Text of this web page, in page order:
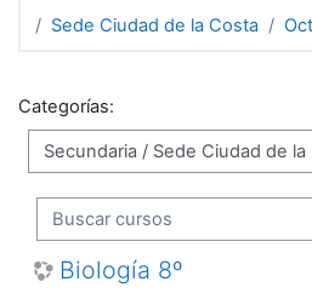
Sede Ciudad de la Costa
Categorías:
Buscar cursos
Biología 8º